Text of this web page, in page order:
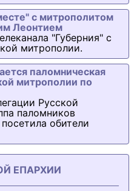
с митрополитом
Леонтием
"Губерния" с
митрополии.
паломническая
митрополии по
Русской
паломников
обители
ЕПАРХИИ